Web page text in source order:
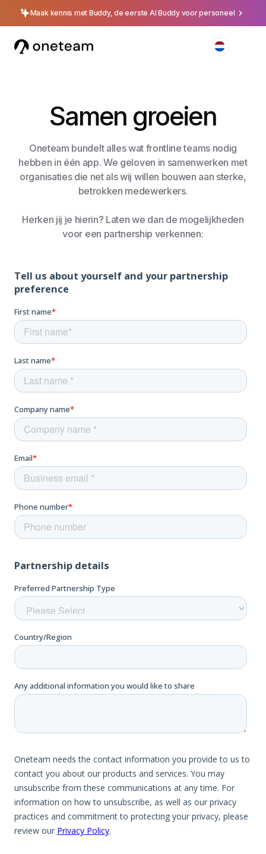
Maak kennis met Buddy, de eerste AI Buddy voor personeel
Samen groeien
Oneteam bundelt alles wat frontline teams nodig
hebben in één app. We geloven in samenwerken met
organisaties die net als wij willen bouwen aan sterke,
betrokken medewerkers.
Herken jij je hierin? Laten we dan de mogelijkheden
voor een partnership verkennen: